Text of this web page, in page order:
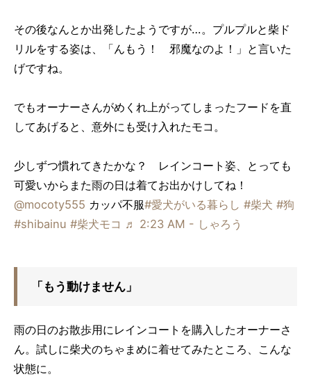
その後なんとか出発したようですが…。プルプルと柴ド
リルをする姿は、「んもう！ 邪魔なのよ！」と言いた
げですね。
でもオーナーさんがめくれ上がってしまったフードを直
してあげると、意外にも受け入れたモコ。
少しずつ慣れてきたかな？ レインコート姿、とっても
可愛いからまた雨の日は着てお出かけしてね！
@mocoty555 カッパ不服#愛犬がいる暮らし #柴犬 #狗
#shibainu #柴犬モコ ♬ 2:23 AM - しゃろう
「もう動けません」
雨の日のお散歩用にレインコートを購入したオーナーさ
ん。試しに柴犬のちゃまめに着せてみたところ、こんな
状態に。